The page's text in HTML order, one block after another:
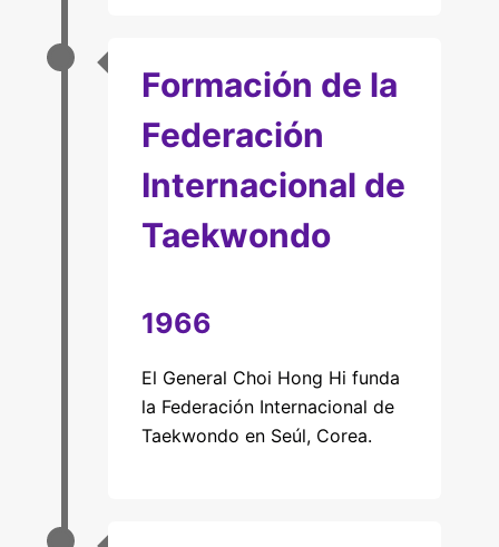
Formación de la
Federación
Internacional de
Taekwondo
1966
El General Choi Hong Hi funda
la Federación Internacional de
Taekwondo en Seúl, Corea.